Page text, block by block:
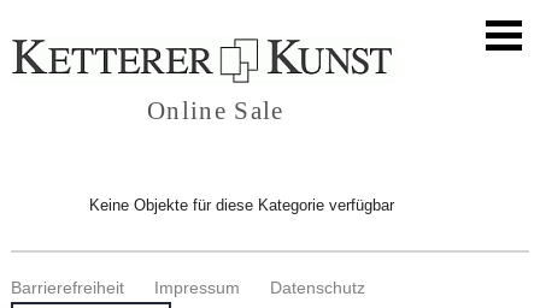
Online Sale
Keine Objekte für diese Kategorie verfügbar
Barrierefreiheit Impressum
Datenschutz